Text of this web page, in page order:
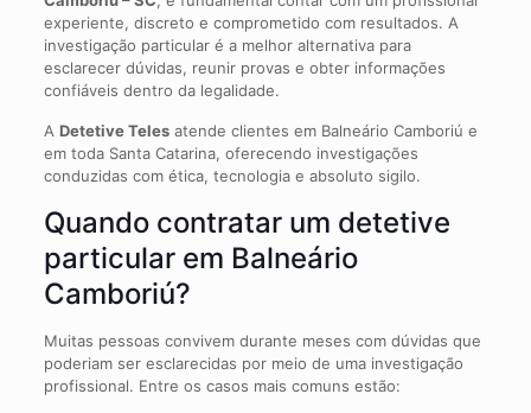
experiente, discreto e comprometido com resultados. A
investigação particular é a melhor alternativa para
esclarecer dúvidas, reunir provas e obter informações
confiáveis dentro da legalidade.
A Detetive Telesatende clientes em Balneário Camboriú e
em toda Santa Catarina, oferecendo investigações
conduzidas com ética, tecnologia e absoluto sigilo.
Quando contratar um detetive
particular em Balneário
Camboriú?
Muitas pessoas convivem durante meses com dúvidas que
poderiam ser esclarecidas por meio de uma investigação
profissional. Entre os casos mais comuns estão: